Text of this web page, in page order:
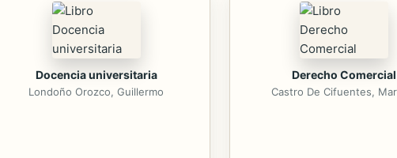
Docencia universitaria
Londoño Orozco, Guillermo
Derecho Comercial
Castro De Cifuentes,